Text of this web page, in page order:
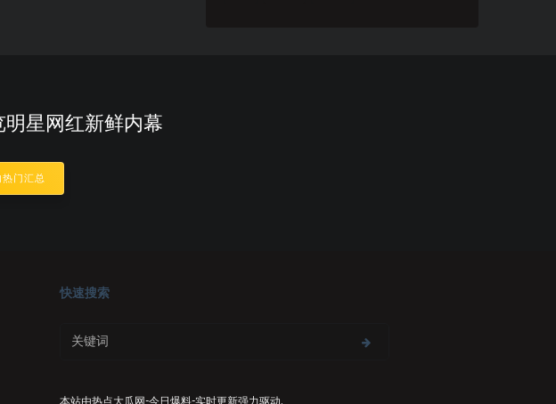
星网红新鲜内幕
热门汇总
快速搜索
本站由热点大瓜网-今日爆料-实时更新强力驱动,